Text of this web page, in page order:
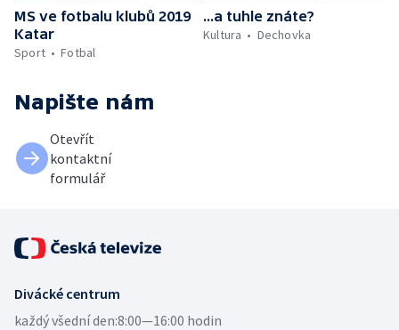
MS ve fotbalu klubů 2019
Katar
Sport
Fotbal
...a tuhle znáte?
Kultura
Dechovka
Napište nám
Otevřít
kontaktní
formulář
Divácké centrum
každý všední den:8:00—16:00 hodin